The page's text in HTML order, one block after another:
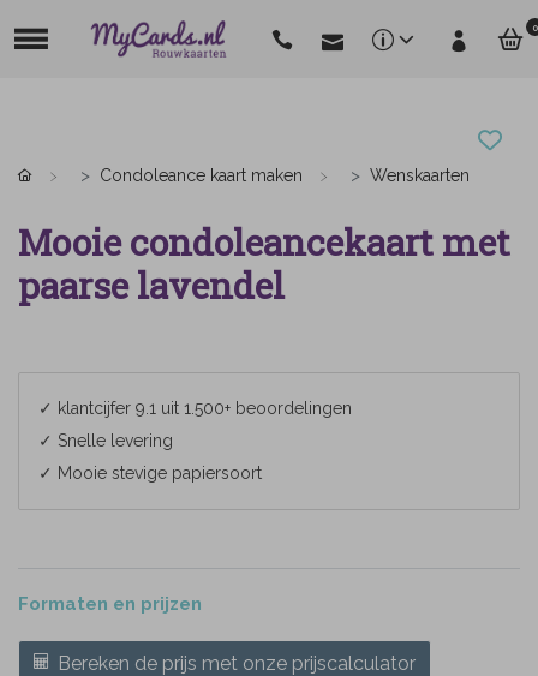
0
Condoleance kaart maken Wenskaarten
Mooie condoleancekaart met
paarse lavendel
✓ klantcijfer 9.1 uit 1.500+ beoordelingen
✓ Snelle levering
✓ Mooie stevige papiersoort
Formaten en prijzen
Bereken de prijs met onze prijscalculator